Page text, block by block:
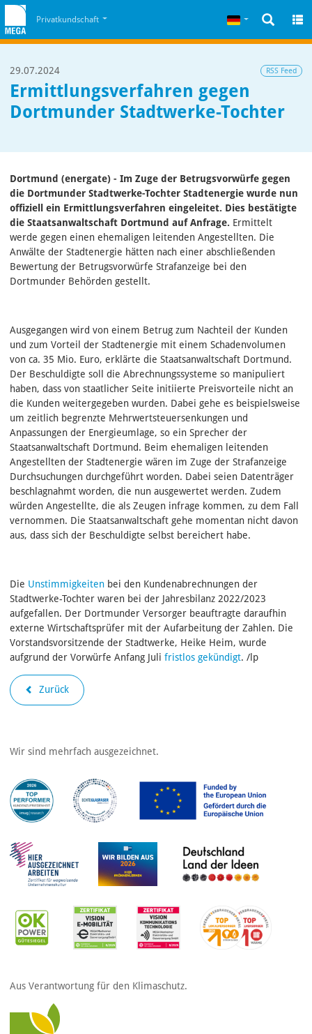
Zum Cookiehinweis
Privatkundschaft Deutsch
29.07.2024 RSS Feed
Ermittlungsverfahren gegen
Dortmunder Stadtwerke-Tochter
Dortmund (energate) - Im Zuge der Betrugsvorwürfe gegen
die Dortmunder Stadtwerke-Tochter Stadtenergie wurde nun
offiziell ein Ermittlungsverfahren eingeleitet. Dies bestätigte
die Staatsanwaltschaft Dortmund auf Anfrage. Ermittelt
werde gegen einen ehemaligen leitenden Angestellten. Die
Anwälte der Stadtenergie hätten nach einer abschließenden
Bewertung der Betrugsvorwürfe Strafanzeige bei den
Dortmunder Behörden gestellt.
Ausgegangen wird von einem Betrug zum Nachteil der Kunden
und zum Vorteil der Stadtenergie mit einem Schadenvolumen
von ca. 35 Mio. Euro, erklärte die Staatsanwaltschaft Dortmund.
Der Beschuldigte soll die Abrechnungssysteme so manipuliert
haben, dass von staatlicher Seite initiierte Preisvorteile nicht an
die Kunden weitergegeben wurden. Dabei gehe es beispielsweise
um zeitlich begrenzte Mehrwertsteuersenkungen und
Anpassungen der Energieumlage, so ein Sprecher der
Staatsanwaltschaft Dortmund. Beim ehemaligen leitenden
Angestellten der Stadtenergie wären im Zuge der Strafanzeige
Durchsuchungen durchgeführt worden. Dabei seien Datenträger
beschlagnahmt worden, die nun ausgewertet werden. Zudem
würden Angestellte, die als Zeugen infrage kommen, zu dem Fall
vernommen. Die Staatsanwaltschaft gehe momentan nicht davon
aus, dass sich der Beschuldigte selbst bereichert habe.
Die Unstimmigkeiten bei den Kundenabrechnungen der
Stadtwerke-Tochter waren bei der Jahresbilanz 2022/2023
aufgefallen. Der Dortmunder Versorger beauftragte daraufhin
externe Wirtschaftsprüfer mit der Aufarbeitung der Zahlen. Die
Vorstandsvorsitzende der Stadtwerke, Heike Heim, wurde
aufgrund der Vorwürfe Anfang Juli fristlos gekündigt. /lp
Zurück
Wir sind mehrfach ausgezeichnet.
Aus Verantwortung für den Klimaschutz.